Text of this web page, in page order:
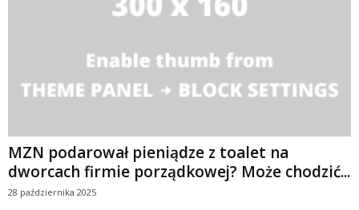
MZN podarował pieniądze z toalet na
dworcach firmie porządkowej? Może chodzić...
28 października 2025